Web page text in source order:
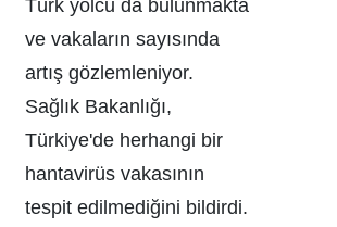
Türk yolcu da bulunmakta
ve vakaların sayısında
artış gözlemleniyor.
Sağlık Bakanlığı,
Türkiye'de herhangi bir
hantavirüs vakasının
tespit edilmediğini bildirdi.